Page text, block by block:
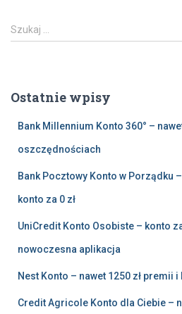
S
z
j
Szukaj …
Ostatnie wpisy
Bank Millennium Konto 360° –
oszczędnościach
Bank Pocztowy Konto w Porządku
konto za 0 zł
UniCredit Konto Osobiste – konto
nowoczesna aplikacja
Nest Konto – nawet 1250 zł premii i
Credit Agricole Konto dla Ciebie –